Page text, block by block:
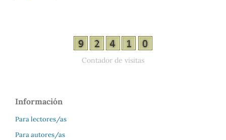
Contador de visitas
Información
Para lectores/as
Para autores/as